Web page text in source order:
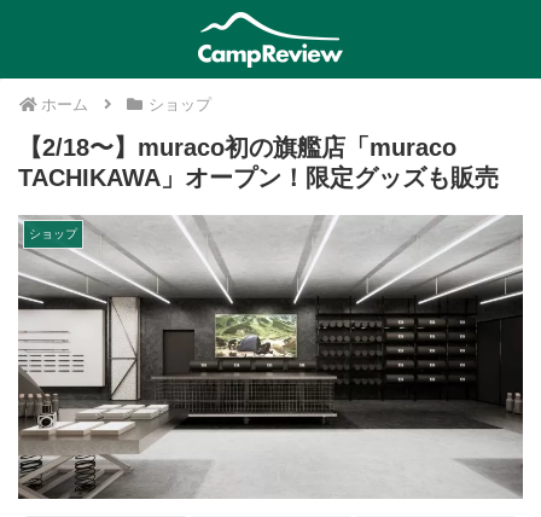
ホーム ショップ
【2/18〜】muraco初の旗艦店「muraco
TACHIKAWA」オープン！限定グッズも販売
ショップ